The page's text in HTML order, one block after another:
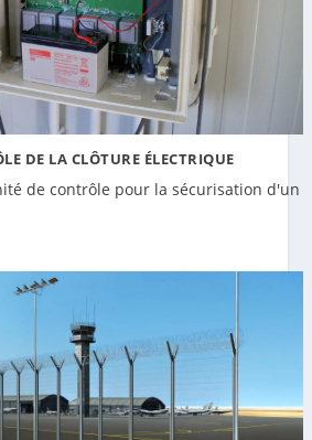
DE LA CLÔTURE ÉLECTRIQUE
de contrôle pour la sécurisation d'un